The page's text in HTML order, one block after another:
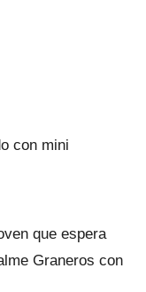
con mini
que espera
Graneros con